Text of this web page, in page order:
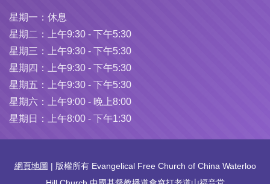
星期一： 休息
星期二：
上午9:30 - 下午5:30
星期三：
上午9:30 - 下午5:30
星期四：
上午9:30 - 下午5:30
星期五：
上午9:30 - 下午5:30
星期六：
上午9:00 - 晚上8:00
星期日：
上午8:00 - 下午1:30
網頁地圖 | 版權所有 Evangelical Free Church of China Waterloo